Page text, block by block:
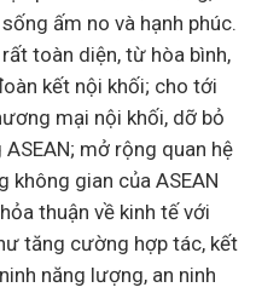
ấm no và hạnh phúc.
toàn diện, từ hòa bình,
kết nội khối; cho tới
mại nội khối, dỡ bỏ
mở rộng quan hệ
không gian của ASEAN
thuận về kinh tế với
tăng cường hợp tác, kết
năng lượng, an ninh